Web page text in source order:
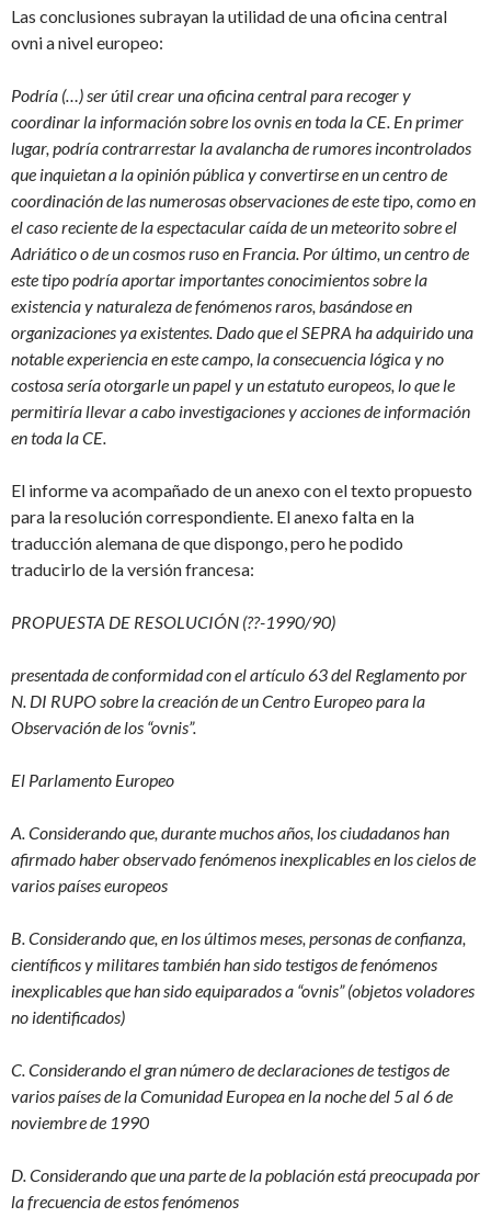
Las conclusiones subrayan la utilidad de una oficina central
ovni a nivel europeo:
Podría (…) ser útil crear una oficina central para recoger y
coordinar la información sobre los ovnis en toda la CE. En primer
lugar, podría contrarrestar la avalancha de rumores incontrolados
que inquietan a la opinión pública y convertirse en un centro de
coordinación de las numerosas observaciones de este tipo, como en
el caso reciente de la espectacular caída de un meteorito sobre el
Adriático o de un cosmos ruso en Francia. Por último, un centro de
este tipo podría aportar importantes conocimientos sobre la
existencia y naturaleza de fenómenos raros, basándose en
organizaciones ya existentes. Dado que el SEPRA ha adquirido una
notable experiencia en este campo, la consecuencia lógica y no
costosa sería otorgarle un papel y un estatuto europeos, lo que le
permitiría llevar a cabo investigaciones y acciones de información
en toda la CE.
El informe va acompañado de un anexo con el texto propuesto
para la resolución correspondiente. El anexo falta en la
traducción alemana de que dispongo, pero he podido
traducirlo de la versión francesa:
PROPUESTA DE RESOLUCIÓN (??-1990/90)
presentada de conformidad con el artículo 63 del Reglamento por
N. DI RUPO sobre la creación de un Centro Europeo para la
Observación de los “ovnis”.
El Parlamento Europeo
A. Considerando que, durante muchos años, los ciudadanos han
afirmado haber observado fenómenos inexplicables en los cielos de
varios países europeos
B. Considerando que, en los últimos meses, personas de confianza,
científicos y militares también han sido testigos de fenómenos
inexplicables que han sido equiparados a “ovnis” (objetos voladores
no identificados)
C. Considerando el gran número de declaraciones de testigos de
varios países de la Comunidad Europea en la noche del 5 al 6 de
noviembre de 1990
D. Considerando que una parte de la población está preocupada por
la frecuencia de estos fenómenos